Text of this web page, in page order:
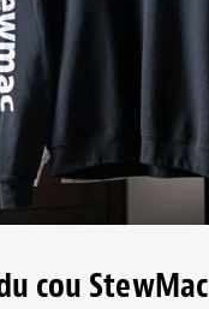
cou StewMac